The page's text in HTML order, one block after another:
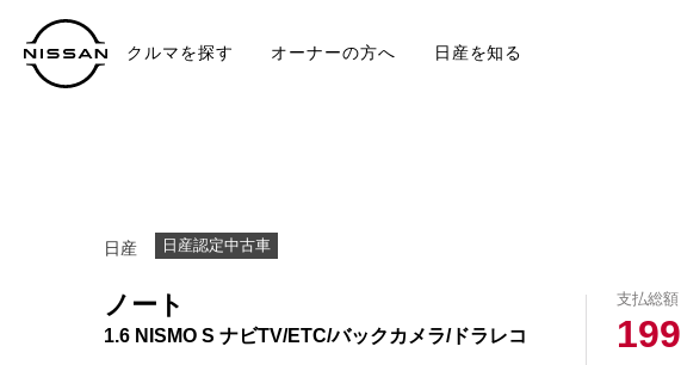
クルマを探す オーナーの方へ 日産を知る
日産 日産認定中古車
ノート
1.6 NISMO S ナビTV/ETC/バックカメラ/ドラレコ
支払総額
199